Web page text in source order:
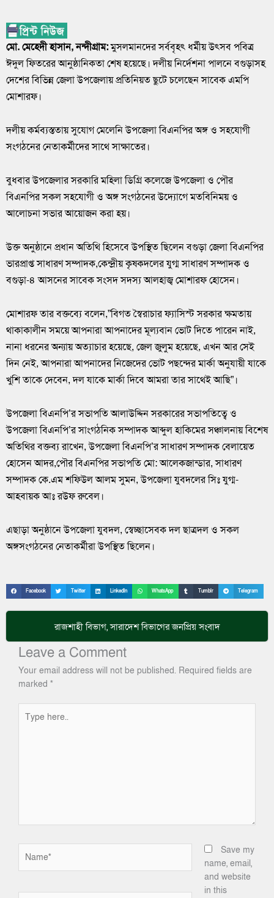
মো. মেহেদী হাসান, নন্দীগ্রাম:মুসলমানদের সর্ববৃহৎ ধর্মীয় উৎসব পবিত্র
ঈদুল ফিতরের আনুষ্ঠানিকতা শেষ হয়েছে। দলীয় নির্দেশনা পালনে বগুড়াসহ
দেশের বিভিন্ন জেলা উপজেলায় প্রতিনিয়ত ছুটে চলেছেন সাবেক এমপি
মোশারফ।
দলীয় কর্মব্যস্ততায় সুযোগ মেলেনি উপজেলা বিএনপির অঙ্গ ও সহযোগী
সংগঠনের নেতাকর্মীদের সাথে সাক্ষাতের।
বুধবার উপজেলার সরকারি মহিলা ডিগ্রি কলেজে উপজেলা ও পৌর
বিএনপির সকল সহযোগী ও অঙ্গ সংগঠনের উদ্যোগে মতবিনিময় ও
আলোচনা সভার আয়োজন করা হয়।
উক্ত অনুষ্ঠানে প্রধান অতিথি হিসেবে উপস্থিত ছিলেন বগুড়া জেলা বিএনপির
ভারপ্রাপ্ত সাধারণ সম্পাদক,কেন্দ্রীয় কৃষকদলের যুগ্ম সাধারণ সম্পাদক ও
বগুড়া-৪ আসনের সাবেক সংসদ সদস্য আলহাজ্ব মোশারফ হোসেন।
মোশারফ তার বক্তব্যে বলেন,”বিগত স্বৈরাচার ফ্যাসিস্ট সরকার ক্ষমতায়
থাকাকালীন সময়ে আপনারা আপনাদের মূল্যবান ভোট দিতে পারেন নাই,
নানা ধরনের অন্যায় অত্যাচার হয়েছে, জেল জুলুম হয়েছে, এখন আর সেই
দিন নেই, আপনারা আপনাদের নিজেদের ভোট পছন্দের মার্কা অনুযায়ী যাকে
খুশি তাকে দেবেন, দল যাকে মার্কা দিবে আমরা তার সাথেই আছি”।
উপজেলা বিএনপি’র সভাপতি আলাউদ্দিন সরকারের সভাপতিত্বে ও
উপজেলা বিএনপি’র সাংগঠনিক সম্পাদক আব্দুল হাকিমের সঞ্চালনায় বিশেষ
অতিথির বক্তব্য রাখেন, উপজেলা বিএনপি’র সাধারণ সম্পাদক বেলায়েত
হোসেন আদর,পৌর বিএনপির সভাপতি মো: আলেকজান্ডার, সাধারণ
সম্পাদক কে.এম শফিউল আলম সুমন, উপজেলা যুবদলের সিঃ যুগ্ম-
আহবায়ক আঃ রউফ রুবেল।
এছাড়া অনুষ্ঠানে উপজেলা যুবদল, স্বেচ্ছাসেবক দল ছাত্রদল ও সকল
অঙ্গসংগঠনের নেতাকর্মীরা উপস্থিত ছিলেন।
Facebook Twitter LinkedIn WhatsApp Tumblr Telegram
রাজশাহী বিভাগ,সারাদেশবিভাগের জনপ্রিয় সংবাদ
Leave a Comment
Your email address will not be published. Required fields are
marked *
here..
Save my
name, email,
and website
in this